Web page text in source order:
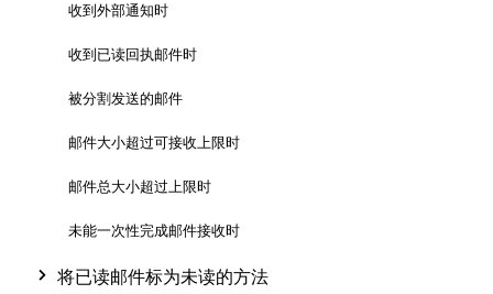
收到外部通知时
收到已读回执邮件时
被分割发送的邮件
邮件大小超过可接收上限时
邮件总大小超过上限时
未能一次性完成邮件接收时
将已读邮件标为未读的方法